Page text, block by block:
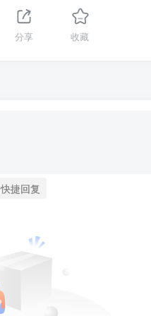
分享 收藏
快捷回复